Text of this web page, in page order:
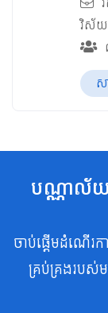
វិស័យ
ស
បណ្ណាល័យ
ចាប់ផ្តើមដំណើរក
គ្រប់គ្រងរបស់ម